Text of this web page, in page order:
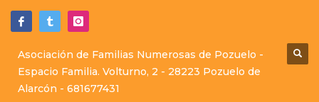
Asociación de Familias Numerosas de Pozuelo -
Espacio Familia. Volturno, 2 - 28223 Pozuelo de
Alarcón - 681677431